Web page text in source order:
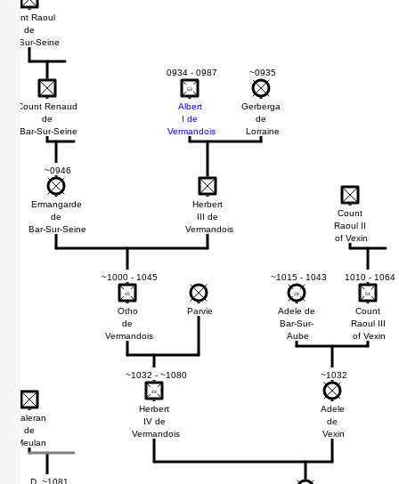
~0935
Gerberga
de
Lorraine
0934 - 0987
Albert
I de
Vermandois
53
53
~0946
Ermangarde
de
Bar-Sur-Seine
Herbert
III de
Vermandois
Parvie
~1000 - 1045
Otho
de
Vermandois
45
45
~1032
Adele
de
Vexin
~1032 - ~1080
Herbert
IV de
Vermandois
48
48
Count Renaud
de
Bar-Sur-Seine
Count Raoul
de
Bar-Sur-Seine
~1015 - 1043
Adele de
Bar-Sur-
Aube
28
28
1010 - 1064
Count
Raoul III
of Vexin
54
54
Count
Raoul II
of Vexin
D. ~1081
Waleran
de
Meulan